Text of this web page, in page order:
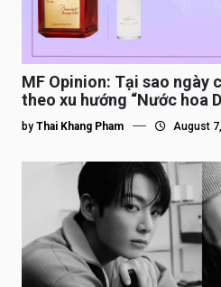
MF Opinion: Tại sao ngày
theo xu hướng “Nước hoa
by Thai Khang Pham August